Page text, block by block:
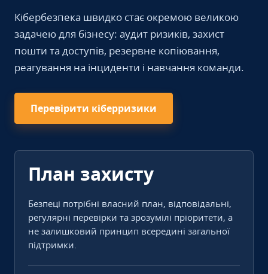
Кібербезпека швидко стає окремою великою
задачею для бізнесу: аудит ризиків, захист
пошти та доступів, резервне копіювання,
реагування на інциденти і навчання команди.
Перевірити кіберризики
План захисту
Безпеці потрібні власний план, відповідальні,
регулярні перевірки та зрозумілі пріоритети, а
не залишковий принцип всередині загальної
підтримки.